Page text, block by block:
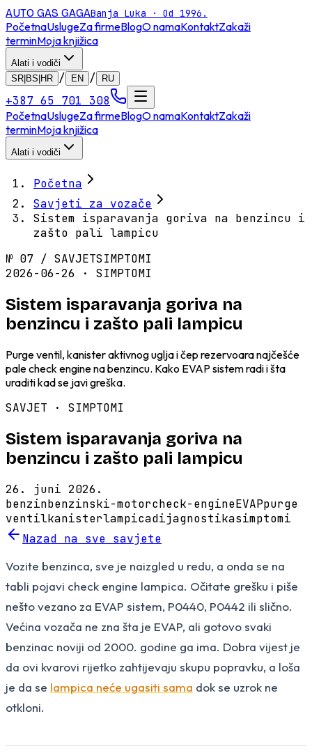
AUTO GAS GAGABanja Luka · Od 1996.
PočetnaUslugeZa firmeBlogO namaKontaktZakaži
terminMoja knjižica
Alati i vodiči
SR|BS|HR
/ EN / RU
+387 65 701 308
PočetnaUslugeZa firmeBlogO namaKontaktZakaži
terminMoja knjižica
Alati i vodiči
Početna
Savjeti za vozače
Sistem isparavanja goriva na benzincu i
zašto pali lampicu
№ 07 / SAVJETSIMPTOMI
2026-06-26 · SIMPTOMI
Sistem isparavanja goriva na
benzincu i zašto pali lampicu
Purge ventil, kanister aktivnog uglja i čep rezervoara najčešće
pale check engine na benzincu. Kako EVAP sistem radi i šta
uraditi kad se javi greška.
SAVJET · SIMPTOMI
Sistem isparavanja goriva na
benzincu i zašto pali lampicu
26. juni 2026.
benzinbenzinski-motorcheck-engineEVAPpurge
ventilkanisterlampicadijagnostikasimptomi
Nazad na sve savjete
Vozite benzinca, sve je naizgled u redu, a onda se na
tabli pojavi check engine lampica. Očitate grešku i piše
nešto vezano za EVAP sistem, P0440, P0442 ili slično.
Većina vozača ne zna šta je EVAP, ali gotovo svaki
benzinac noviji od 2000. godine ga ima. Dobra vijest je
da ovi kvarovi rijetko zahtijevaju skupu popravku, a loša
je da se lampica neće ugasiti sama dok se uzrok ne
otkloni.